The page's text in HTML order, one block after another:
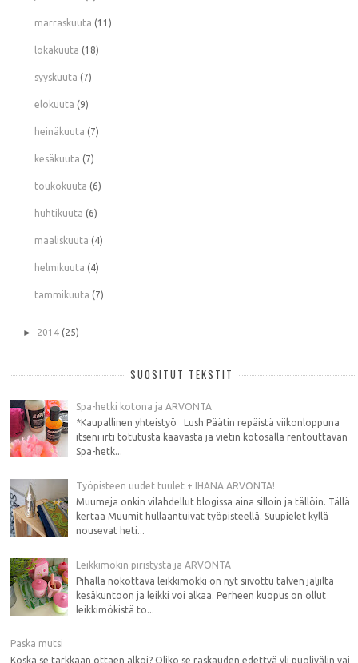
marraskuuta (11)
lokakuuta (18)
syyskuuta (7)
elokuuta (9)
heinäkuuta (7)
kesäkuuta (7)
toukokuuta (6)
huhtikuuta (6)
maaliskuuta (4)
helmikuuta (4)
tammikuuta (7)
► 2014 (25)
SUOSITUT TEKSTIT
Spa-hetki kotona ja ARVONTA
*Kaupallinen yhteistyö Lush Päätin repäistä viikonloppuna
itseni irti totutusta kaavasta ja vietin kotosalla rentouttavan
Spa-hetk...
Työpisteen uudet tuulet + IHANA ARVONTA!
Muumeja onkin vilahdellut blogissa aina silloin ja tällöin. Tällä
kertaa Muumit hullaantuivat työpisteellä. Suupielet kyllä
nousevat heti...
Leikkimökin piristystä ja ARVONTA
Pihalla nököttävä leikkimökki on nyt siivottu talven jäljiltä
kesäkuntoon ja leikki voi alkaa. Perheen kuopus on ollut
leikkimökistä to...
Paska mutsi
Koska se tarkkaan ottaen alkoi? Oliko se raskauden edettyä yli puolivälin vai